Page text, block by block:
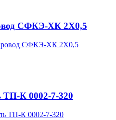
СФКЭ-ХК 2Х0,5
ТП-К 0002-7-320